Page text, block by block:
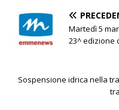
Martedì 5
23^ edizione
Sospensione idrica nella